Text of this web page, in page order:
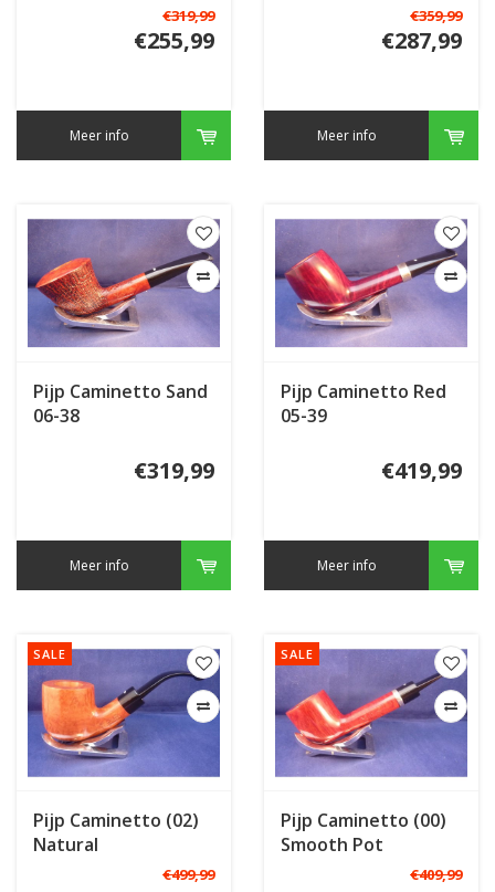
€319,99
€255,99
Meer info
€359,99
€287,99
Meer info
Pijp Caminetto Sand
06-38
€319,99
Meer info
Pijp Caminetto Red
05-39
€419,99
Meer info
SALE
Pijp Caminetto (02)
Natural
€499,99
SALE
Pijp Caminetto (00)
Smooth Pot
€409,99